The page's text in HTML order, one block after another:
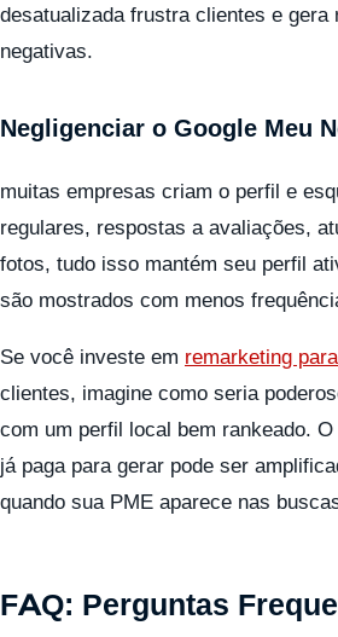
desatualizada frustra clientes e gera
negativas.
Negligenciar o Google Meu
muitas empresas criam o perfil e
regulares, respostas a avaliações,
fotos, tudo isso mantém seu perfil
são mostrados com menos
Se você investe em remarketing
clientes, imagine como seria
com um perfil local bem rankeado.
já paga para gerar pode ser
quando sua PME aparece nas
FAQ: Perguntas